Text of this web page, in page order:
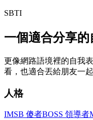
SBTI
一個適合分享
更像網路語境裡的自我
看，也適合丟給朋友一起
人格
IMSB 傻者BOSS 領導者